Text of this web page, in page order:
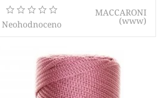
Neohodnoceno
MACCARONI
(www)